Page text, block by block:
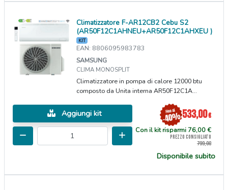
Climatizzatore F-AR12CB2 Cebu S2
(AR50F12C1AHNEU+AR50F12C1AHXEU )
KIT
EAN: 8806095983783
SAMSUNG
CLIMA MONOSPLIT
Climatizzatore in pompa di calore 12000 btu
composto da Unita interna AR50F12C1A...
Aggiungi kit 533,00€
Con il kit risparmi 76,00 €
PREZZO CONSIGLIATO
799,00
Disponibile subito